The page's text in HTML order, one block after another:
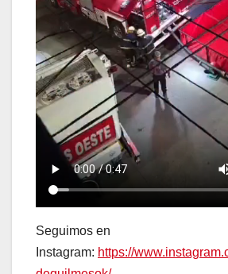
Seguimos en
Instagram: https://